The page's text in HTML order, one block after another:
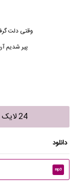
وقتی دلت
پیر شدیم
24 لایک
دانلود
mp3